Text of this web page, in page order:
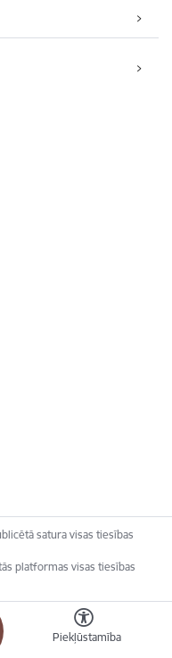
Piekļūstamība
satura visas tiesības
platformas visas tiesības